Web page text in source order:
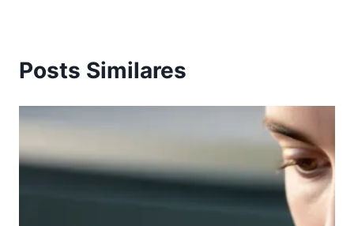
Posts Similares